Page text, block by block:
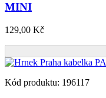
MINI
129,00 Kč
Kód produktu: 196117